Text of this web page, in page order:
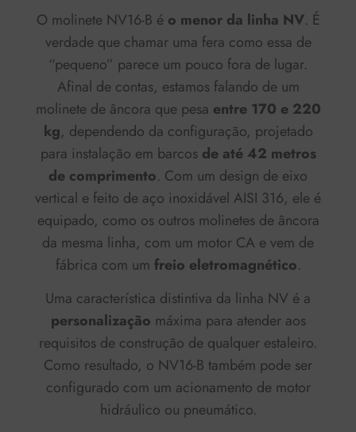
O molinete NV16-B é o menor da linha NV. É
verdade que chamar uma fera como essa de
“pequeno” parece um pouco fora de lugar.
Afinal de contas, estamos falando de um
molinete de âncora que pesa entre 170 e 220
kg, dependendo da configuração, projetado
para instalação em barcos de até 42 metros
de comprimento. Com um design de eixo
vertical e feito de aço inoxidável AISI 316, ele é
equipado, como os outros molinetes de âncora
da mesma linha, com um motor CA e vem de
fábrica com um freio eletromagnético.
Uma característica distintiva da linha NV é a
personalização máxima para atender aos
requisitos de construção de qualquer estaleiro.
Como resultado, o NV16-B também pode ser
configurado com um acionamento de motor
hidráulico ou pneumático.